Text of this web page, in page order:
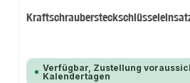
Verfügbar, Zustellung
Kalendertagen